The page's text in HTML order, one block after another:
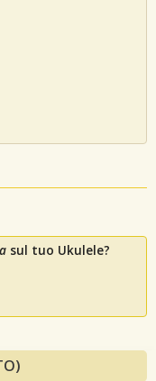
sul tuo Ukulele?